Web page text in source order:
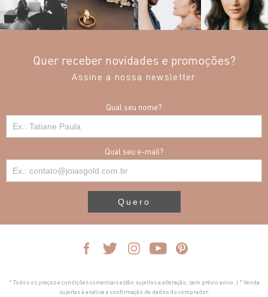
Quer receber novidades e promoções?
Assine a nossa newsletter
Qual seu nome?
Qual seu e-mail?
Quero
* Todos os preços e condições comerciais estão sujeitos a alteração, sem prévio aviso. | * Venda
sujeitas à análise e confirmação de dados do comprador.